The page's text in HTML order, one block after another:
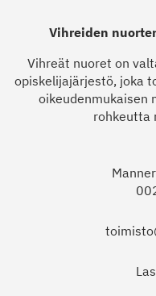
Vihreiden
Vihreät nuoret on
opiskelijajärjestö, joka
oikeudenmukaisen
rohkeutta